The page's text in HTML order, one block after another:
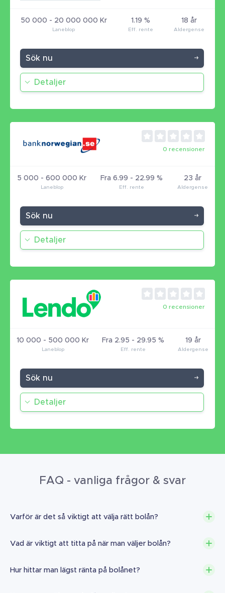
50 000 - 20 000 000 Kr 1.19 % 18 år
Detaljer
Sök nu
5 000 - 600 000 Kr Fra 6.99 - 22.99 %
0 recensioner
23 år
Detaljer
Sök nu
10 000 - 500 000 Kr Fra 2.95 - 29.95 %
0 recensioner
19 år
Detaljer
Sök nu
FAQ - vanliga frågor & svar
Varför är det så viktigt att välja rätt bolån?
Vad är viktigt att titta på när man väljer bolån?
Hur hittar man lägst ränta på bolånet?